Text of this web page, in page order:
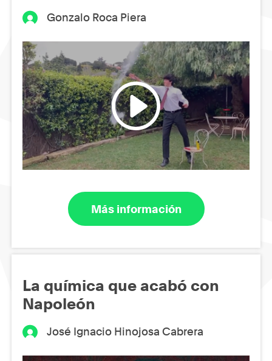
Gonzalo Roca Piera
Más información
La química que acabó con
Napoleón
José Ignacio Hinojosa Cabrera